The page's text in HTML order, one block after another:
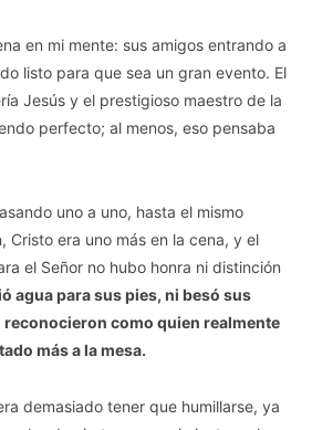
en mi mente: sus amigos entrando a
listo para que sea un gran evento. El
Jesús y el prestigioso maestro de la
perfecto; al menos, eso pensaba
uno a uno, hasta el mismo
Cristo era uno más en la cena, y el
el Señor no hubo honra ni distinción
agua para sus pies, ni besó sus
como quien realmente
más a la mesa.
demasiado tener que humillarse, ya